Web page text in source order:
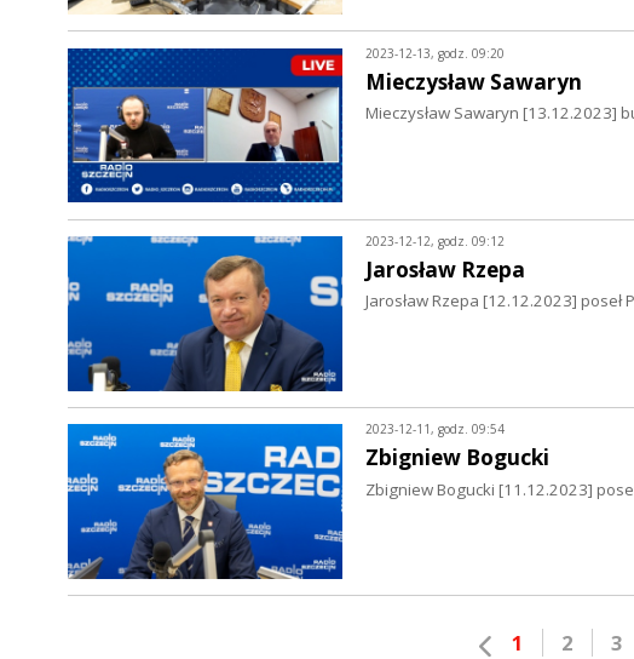
2023-12-13, godz. 09:20
Mieczysław Sawaryn
Mieczysław Sawaryn [13.12.2023]
2023-12-12, godz. 09:12
Jarosław Rzepa
Jarosław Rzepa [12.12.2023]
2023-12-11, godz. 09:54
Zbigniew Bogucki
Zbigniew Bogucki [11.12.2023]
1 2 3